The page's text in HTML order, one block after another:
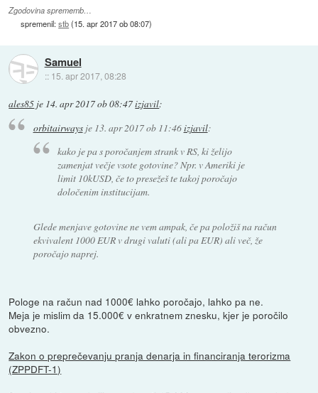
Zgodovina sprememb…
spremenil:stb(15. apr 2017 ob 08:07)
Samuel
:: 15. apr 2017, 08:28
ales85 je 14. apr 2017 ob 08:47izjavil:
orbitairwaysje 13. apr 2017 ob 11:46izjavil:
kako je pa s poročanjem strank v RS, ki želijo
zamenjat večje vsote gotovine? Npr. v Ameriki je
limit 10kUSD, če to presežeš te takoj poročajo
določenim institucijam.
Glede menjave gotovine ne vem ampak, če pa položiš na račun
ekvivalent 1000 EUR v drugi valuti (ali pa EUR) ali več, že
poročajo naprej.
Pologe na račun nad 1000€ lahko poročajo, lahko pa ne.
Meja je mislim da 15.000€ v enkratnem znesku, kjer je poročilo
obvezno.
Zakon o preprečevanju pranja denarja in financiranja terorizma
(ZPPDFT-1)